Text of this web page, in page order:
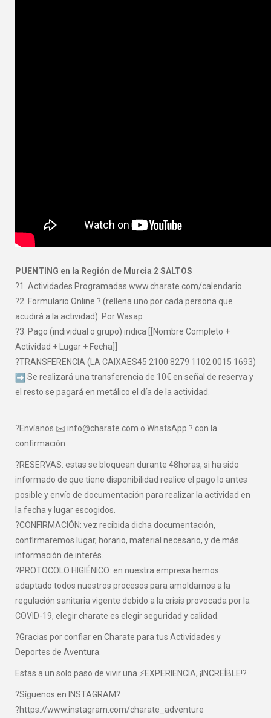
PUENTING en la Región de Murcia 2 SALTOS
?1. Actividades Programadas www.charate.com/calendario
?2. Formulario Online ? (rellena uno por cada persona que
acudirá a la actividad). Por Wasap
?3. Pago (individual o grupo) indica [[Nombre Completo +
Actividad + Lugar + Fecha]]
?TRANSFERENCIA (LA CAIXAES45 2100 8279 1102 0015 1693)
Se realizará una transferencia de 10€ en señal de reserva y
el resto se pagará en metálico el día de la actividad.
?Envíanos ✉️ info@charate.com o WhatsApp ? con la
confirmación
?RESERVAS: estas se bloquean durante 48horas, si ha sido
informado de que tiene disponibilidad realice el pago lo antes
posible y envío de documentación para realizar la actividad en
la fecha y lugar escogidos.
?CONFIRMACIÓN: vez recibida dicha documentación,
confirmaremos lugar, horario, material necesario, y de más
información de interés.
?PROTOCOLO HIGIÉNICO: en nuestra empresa hemos
adaptado todos nuestros procesos para amoldarnos a la
regulación sanitaria vigente debido a la crisis provocada por la
COVID-19, elegir charate es elegir seguridad y calidad.
?Gracias por confiar en Charate para tus Actividades y
Deportes de Aventura.
Estas a un solo paso de vivir una ⚡EXPERIENCIA, ¡INCREÍBLE!?
?Síguenos en INSTAGRAM?
?https://www.instagram.com/charate_adventure